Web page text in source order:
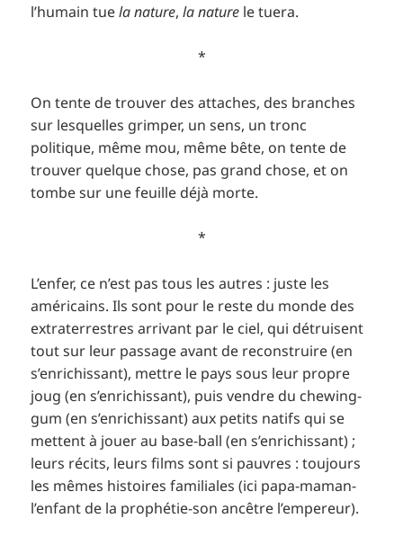
l’humain tuela nature,la nature le tuera.
*
On tente de trouver des attaches, des branches
sur lesquelles grimper, un sens, un tronc
politique, même mou, même bête, on tente de
trouver quelque chose, pas grand chose, et on
tombe sur une feuille déjà morte.
*
L’enfer, ce n’est pas tous les autres : juste les
américains. Ils sont pour le reste du monde des
extraterrestres arrivant par le ciel, qui détruisent
tout sur leur passage avant de reconstruire (en
s’enrichissant), mettre le pays sous leur propre
joug (en s’enrichissant), puis vendre du chewing-
gum (en s’enrichissant) aux petits natifs qui se
mettent à jouer au base-ball (en s’enrichissant) ;
leurs récits, leurs films sont si pauvres : toujours
les mêmes histoires familiales (ici papa-maman-
l’enfant de la prophétie-son ancêtre l’empereur).